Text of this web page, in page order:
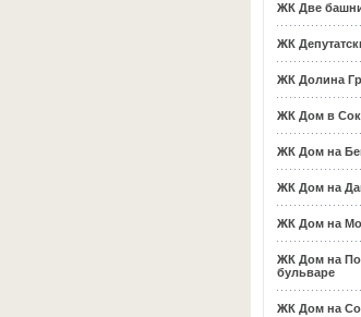
ЖК Две
ЖК
ЖК Долина
ЖК Дом в
ЖК Дом на
ЖК Дом на
ЖК Дом на
ЖК Дом на
бульваре
ЖК Дом на